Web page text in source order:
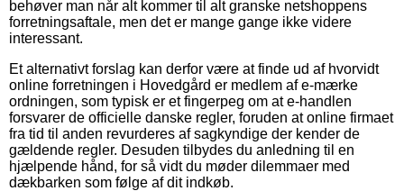
behøver man når alt kommer til alt granske netshoppens
forretningsaftale, men det er mange gange ikke videre
interessant.
Et alternativt forslag kan derfor være at finde ud af hvorvidt
online forretningen i Hovedgård er medlem af e-mærke
ordningen, som typisk er et fingerpeg om at e-handlen
forsvarer de officielle danske regler, foruden at online firmaet
fra tid til anden revurderes af sagkyndige der kender de
gældende regler. Desuden tilbydes du anledning til en
hjælpende hånd, for så vidt du møder dilemmaer med
dækbarken som følge af dit indkøb.